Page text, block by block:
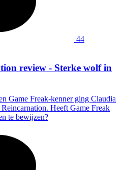
44
review - Sterke wolf in
Game Freak-kenner ging Claudia
Heeft Game Freak
te bewijzen?